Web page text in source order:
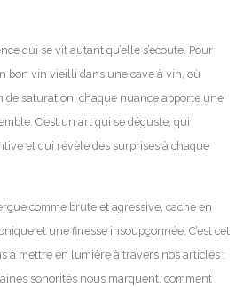
qui se vit autant qu’elle s’écoute. Pour
bon vin vieilli dans une cave à vin, où
de saturation, chaque nuance apporte une
C’est un art qui se déguste, qui
et qui révèle des surprises à chaque
comme brute et agressive, cache en
et une finesse insoupçonnée. C’est cet
à mettre en lumière à travers nos articles :
sonorités nous marquent, comment